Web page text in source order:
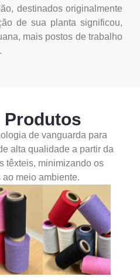
destinados originalmente
de sua planta significou,
mais postos de trabalho
Produtos
de vanguarda para
alta qualidade a partir da
têxteis, minimizando os
meio ambiente.